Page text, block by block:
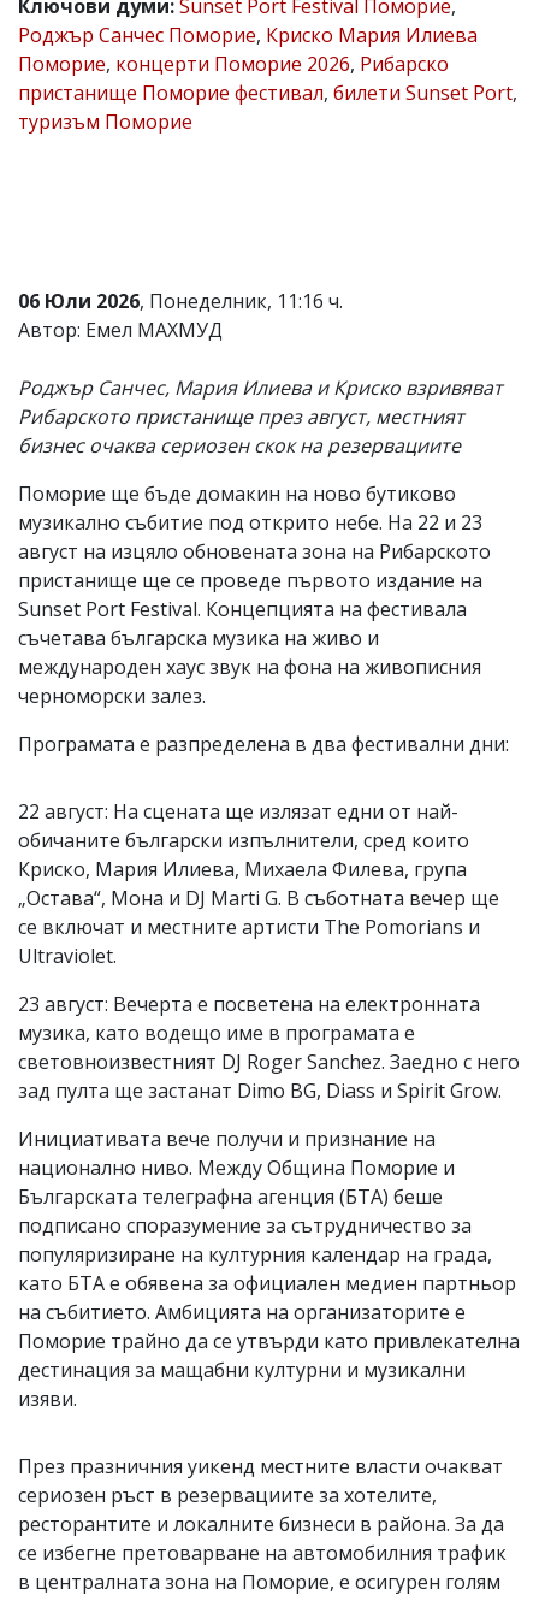
Коментарите
под
статиите
се
от
тях!
Ако
за
вас
коментар,
моля
ни!
Ключови думи:Sunset Port Festival Поморие,
Роджър Санчес Поморие, Криско Мария Илиева
Поморие, концерти Поморие 2026, Рибарско
пристанище Поморие фестивал, билети Sunset Port,
туризъм Поморие
06 Юли 2026, Понеделник, 11:16 ч.
Автор: Емел МАХМУД
Роджър Санчес, Мария Илиева и Криско взривяват
Рибарското пристанище през август, местният
бизнес очаква сериозен скок на резервациите
Поморие ще бъде домакин на ново бутиково
музикално събитие под открито небе. На 22 и 23
август на изцяло обновената зона на Рибарското
пристанище ще се проведе първото издание на
Sunset Port Festival. Концепцията на фестивала
съчетава българска музика на живо и
международен хаус звук на фона на живописния
черноморски залез.
Програмата е разпределена в два фестивални дни:
22 август: На сцената ще излязат едни от най-
обичаните български изпълнители, сред които
Криско, Мария Илиева, Михаела Филева, група
„Остава“, Мона и DJ Marti G. В съботната вечер ще
се включат и местните артисти The Pomorians и
Ultraviolet.
23 август: Вечерта е посветена на електронната
музика, като водещо име в програмата е
световноизвестният DJ Roger Sanchez. Заедно с него
зад пулта ще застанат Dimo BG, Diass и Spirit Grow.
Инициативата вече получи и признание на
национално ниво. Между Община Поморие и
Българската телеграфна агенция (БТА) беше
подписано споразумение за сътрудничество за
популяризиране на културния календар на града,
като БТА е обявена за официален медиен партньор
на събитието. Амбицията на организаторите е
Поморие трайно да се утвърди като привлекателна
дестинация за мащабни културни и музикални
изяви.
През празничния уикенд местните власти очакват
сериозен ръст в резервациите за хотелите,
ресторантите и локалните бизнеси в района. За да
се избегне претоварване на автомобилния трафик
в централната зона на Поморие, е осигурен голям